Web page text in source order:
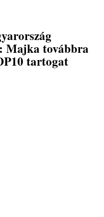
Majka továbbra
tartogat